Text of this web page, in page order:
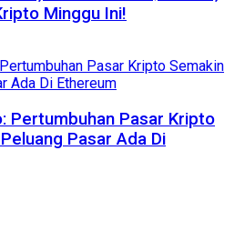
Minggu Ini!
Pertumbuhan Pasar Kripto
Pasar Ada Di